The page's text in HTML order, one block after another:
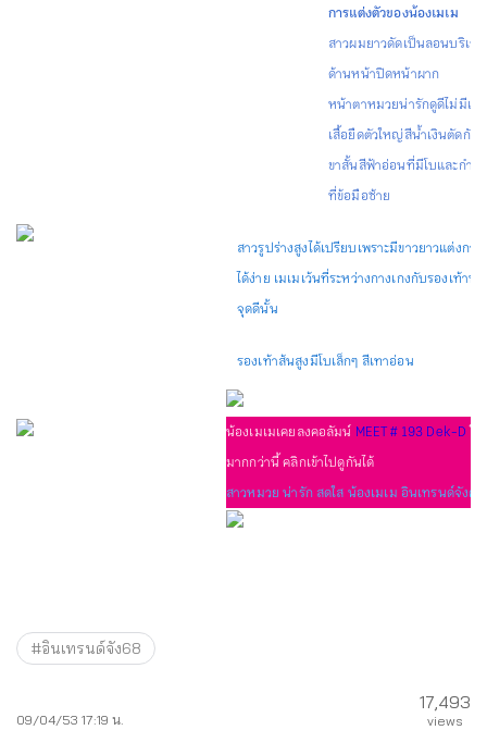
การแต่งตัวของน้องเมเม
สาวผมยาวดัดเป็นลอนบริเว
ด้านหน้าปิดหน้าผาก
หน้าตาหมวยน่ารักดูดีไม่มีเบื่
เสื้อยืดตัวใหญ่สีน้ำเงินตัดกับ
ขาสั้นสีฟ้าอ่อนที่มีโบและกำไ
ที่ข้อมือซ้าย
สาวรูปร่างสูงได้เปรียบเพราะมีขาวยาวแต่งกา
ได้ง่าย เมเมเว้นที่ระหว่างกางเกงกับรองเท้าท
จุดดีนั้น
รองเท้าส้นสูงมีโบเล็กๆ สีเทาอ่อน
น้องเมเมเคยลงคอลัมน์ MEET # 193 Dek-Dใ
มากกว่านี้ คลิกเข้าไปดูกันได้
สาวหมวย น่ารัก สดใส น้องเมเม อินเทรนด์จัง
#อินเทรนด์จัง68
09/04/53 17:19 น.
17,493
views